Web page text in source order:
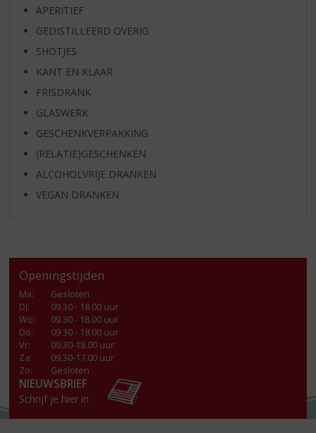
APERITIEF
GEDISTILLEERD OVERIG
SHOTJES
KANT EN KLAAR
FRISDRANK
GLASWERK
GESCHENKVERPAKKING
(RELATIE)GESCHENKEN
ALCOHOLVRIJE DRANKEN
VEGAN DRANKEN
Openingstijden
Ma:
Gesloten
Di:
09.30 - 18.00 uur
Wo:
09.30 - 18.00 uur
Do:
09.30 - 18.00 uur
Vr:
09.30-18.00 uur
Za:
09.30-17.00 uur
Zo:
Gesloten
NIEUWSBRIEF
Schrijf je hier in